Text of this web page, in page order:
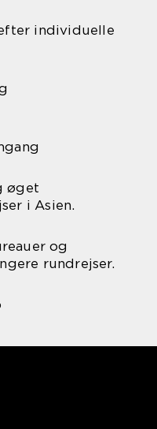
individuelle
øget
i Asien.
og
rundrejser.